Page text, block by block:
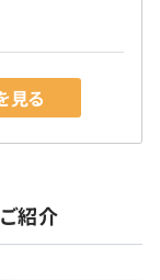
見る
紹介